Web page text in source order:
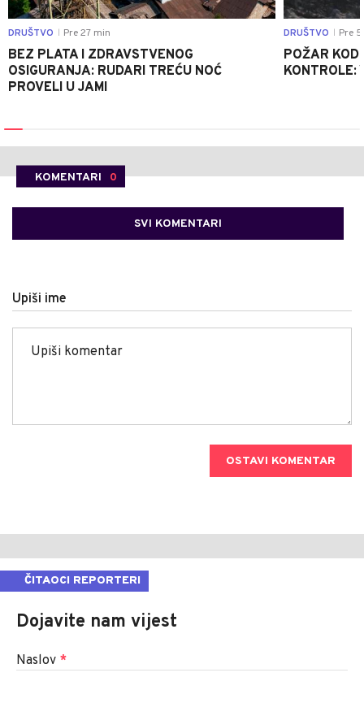
DRUŠTVO Pre 27 min
BEZ PLATA I ZDRAVSTVENOG
OSIGURANJA: RUDARI TREĆU NOĆ
PROVELI U JAMI
DRUŠTVO Pre
POŽAR KOD
KONTROLE:
KOMENTARI 0
SVI KOMENTARI
Upiši ime
OSTAVI KOMENTAR
ČITAOCI REPORTERI
Dojavite nam vijest
Naslov *